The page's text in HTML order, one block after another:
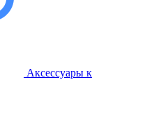
Аксессуары к